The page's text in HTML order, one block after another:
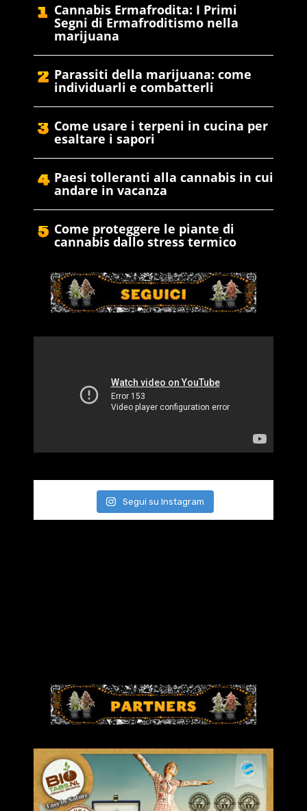
Cannabis Ermafrodita: I Primi
Segni di Ermafroditismo nella
marijuana
Parassiti della marijuana: come
individuarli e combatterli
Come usare i terpeni in cucina per
esaltare i sapori
Paesi tolleranti alla cannabis in cui
andare in vacanza
Come proteggere le piante di
cannabis dallo stress termico
Segui su Instagram